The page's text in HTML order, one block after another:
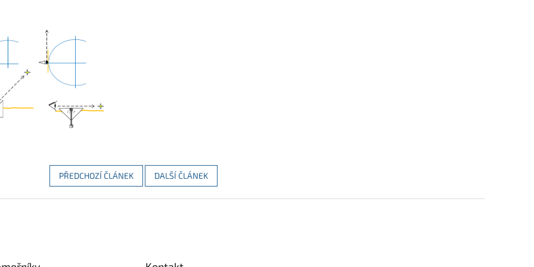
PŘEDCHOZÍ ČLÁNEK DALŠÍ ČLÁNEK